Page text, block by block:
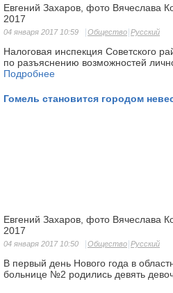
Евгений Захаров, фото Вячеслава
2017
04 января 2017 10:59 Общество Русский
Налоговая инспекция Советского
по разъяснению возможностей
Подробнее
Гомель становится городом
Евгений Захаров, фото Вячеслава
2017
04 января 2017 10:50 Общество Русский
В первый день Нового года в
больнице №2 родились девять